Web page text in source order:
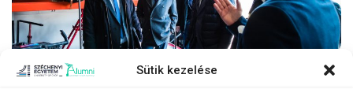
Sütik kezelése